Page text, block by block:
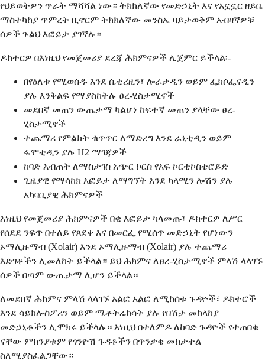
የህይወትዎን ጥራት ማሻሻል ነው። ትክክለኛው የመድኃኒት እና የአኗኗር ዘይቤ
ማስተካከያ ጥምረት ቢኖርም ትክክለኛው መንስኤ ባይታወቅም አብዛኛዎቹ
ሰዎች ጉልህ እፎይታ ያገኛሉ።
ዶክተርዎ በእነዚህ የመጀመሪያ ደረጃ ሕክምናዎች ሊጀምር ይችላል፡-
በየዕለቱ የሚወሰዱ እንደ ሴቲሪዚን፣ ሎራታዲን ወይም ፌክሶፌናዲን
ያሉ እንቅልፍ የማያስከትሉ ፀረ-ሂስታሚኖች
መደበኛ መጠን ውጤታማ ካልሆነ ከፍተኛ መጠን ያላቸው ፀረ-
ሂስታሚኖች
ተጨማሪ የምልክት ቁጥጥር ለማድረግ እንደ ራኒቲዲን ወይም
ፋሞቲዲን ያሉ H2 ማገጃዎች
ከባድ እብጠት ለማስታገስ አጭር ኮርስ የአፍ ኮርቲኮስቴሮይድ
ጊዜያዊ የማሳከክ እፎይታ ለማግኘት እንደ ካላሚን ሎሽን ያሉ
አካባቢያዊ ሕክምናዎች
እነዚህ የመጀመሪያ ሕክምናዎች በቂ እፎይታ ካላመጡ፣ ዶክተርዎ ለሥር
የሰደደ ንፍጥ በተለይ የጸደቀ እና በመርፌ የሚሰጥ መድኃኒት የሆነውን
ኦማሊዙማብ (Xolair) እንደ ኦማሊዙማብ (Xolair) ያሉ ተጨማሪ
እድገቶችን ሊመለከት ይችላል። ይህ ሕክምና ለፀረ-ሂስታሚኖች ምላሽ ላላገኙ
ሰዎች በጣም ውጤታማ ሊሆን ይችላል።
ለመደበኛ ሕክምና ምላሽ ላላገኙ አልፎ አልፎ ለሚከሰቱ ጉዳዮች፣ ዶክተሮች
እንደ ሳይክሎስፖሪን ወይም ሜቶትሬክሳት ያሉ የበሽታ መከላከያ
መድኃኒቶችን ሊሞክሩ ይችላሉ። እነዚህ በተለምዶ ለከባድ ጉዳዮች የተጠበቁ
ናቸው ምክንያቱም የጎንዮሽ ጉዳቶችን በጥንቃቄ መከታተል
ስለሚያስፈልጋቸው።